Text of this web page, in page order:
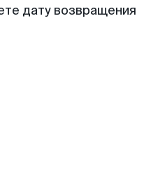
дату возвращения